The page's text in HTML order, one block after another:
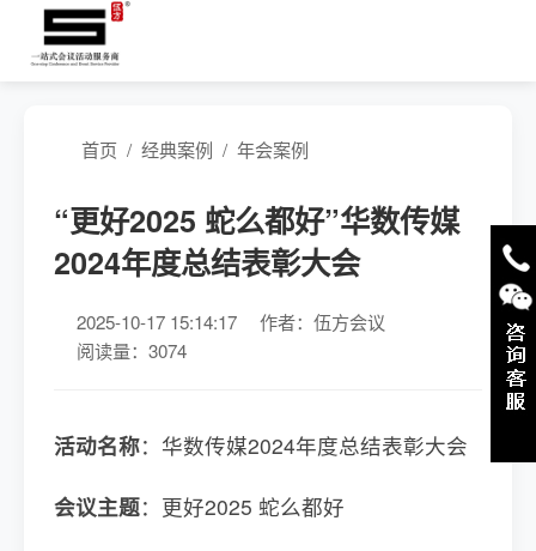
首页 / 经典案例 / 年会案例
“更好2025 蛇么都好”华数传媒
2024年度总结表彰大会
2025-10-17 15:14:17
作者：伍方会议
阅读量：3074
活动名称：华数传媒2024年度总结表彰大会
会议主题：更好2025 蛇么都好